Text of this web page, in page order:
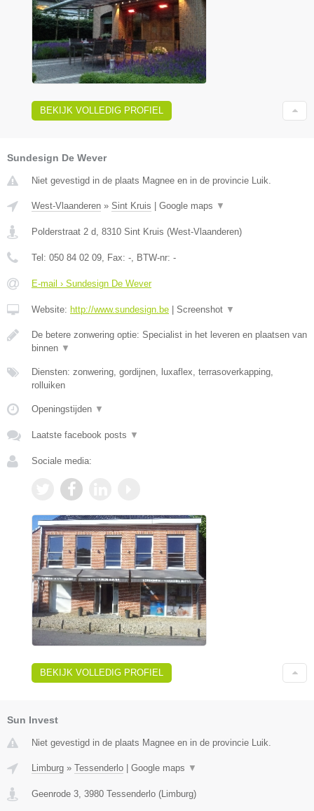
BEKIJK VOLLEDIG PROFIEL
Sundesign De Wever
Niet gevestigd in de plaats Magnee en in de provincie Luik.
West-Vlaanderen » Sint Kruis Google maps ▼
Polderstraat 2 d, 8310 Sint Kruis (West-Vlaanderen)
Tel: 050 84 02 09, Fax: -, BTW-nr: -
E-mail › Sundesign De Wever
Website: http://www.sundesign.be Screenshot ▼
De betere zonwering optie: Specialist in het leveren en plaatsen van
binnen ▼
Diensten: zonwering, gordijnen, luxaflex, terrasoverkapping,
rolluiken
Openingstijden ▼
Laatste facebook posts ▼
Sociale media:
BEKIJK VOLLEDIG PROFIEL
Sun Invest
Niet gevestigd in de plaats Magnee en in de provincie Luik.
Limburg » Tessenderlo Google maps ▼
Geenrode 3 3980 Tessenderlo ( Limburg)